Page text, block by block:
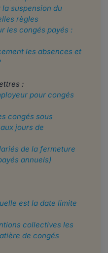
suspension du
règles
les congés payés :
les absences et
:
pour congés
congés sous
jours de
de la fermeture
annuels)
est la date limite
collectives les
de congés